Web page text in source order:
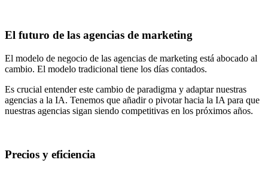
El futuro de las agencias de marketing
El modelo de negocio de las agencias de marketing está abocado al
cambio. El modelo tradicional tiene los días contados.
Es crucial entender este cambio de paradigma y adaptar nuestras
agencias a la IA. Tenemos que añadir o pivotar hacia la IA para que
nuestras agencias sigan siendo competitivas en los próximos años.
Precios y eficiencia